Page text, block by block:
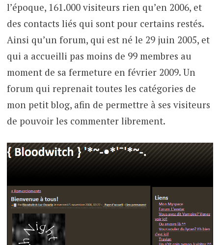
l’époque, 161.000 visiteurs rien qu’en 2006, et
des contacts liés qui sont pour certains restés.
Ainsi qu’un forum, qui est né le 29 juin 2005, et
qui a accueilli pas moins de 99 membres au
moment de sa fermeture en février 2009. Un
forum qui reprenait toutes les catégories de
mon petit blog, afin de permettre à ses visiteurs
de pouvoir les commenter librement.